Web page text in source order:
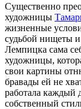
Существенно
художницы
жизненные
судьбой нищеты
Лемпицка сама
художницы,
свои картины
бравады ей не
работала каждый
собственный